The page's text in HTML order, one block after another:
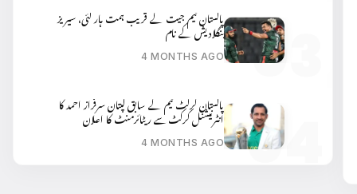
پاکستان ٹیم جیت کے قریب ہمت ہار گئی، سیریز
بنگلادیش کے نام
4 MONTHS AGO
پاکستان کرکٹ ٹیم کے سابق کپتان سرفراز احمد کا
انٹرنیشنل کرکٹ سے ریٹائرمنٹ کا اعلان
4 MONTHS AGO